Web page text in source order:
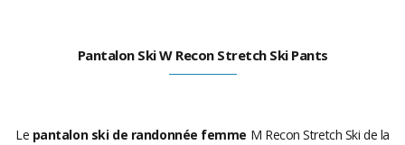
Pantalon Ski W Recon Stretch Ski Pants
Le pantalon ski de randonnée femme M Recon Stretch Ski de la